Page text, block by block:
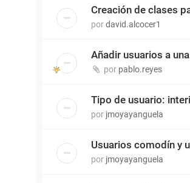
Creación de clases
pordavid.alcocer1
Añadir usuarios a
por pablo.reyes
Tipo de usuario:
por jmoyayanguela
Usuarios comodín y
por jmoyayanguela